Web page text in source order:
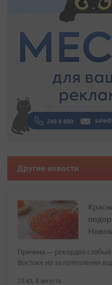
Другие новости
Причина — рекордно
Востоке из-за потепления
23:43, 8 августа